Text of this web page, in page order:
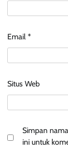
Email *
Situs Web
Simpan
ini untuk